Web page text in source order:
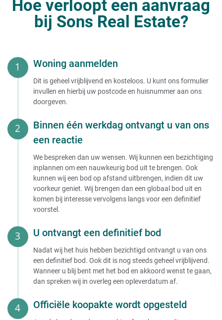
Hoe verloopt een aanvraag
bij Sons Real Estate?
Woning aanmelden
Dit is geheel vrijblijvend en kosteloos. U kunt ons formulier
invullen en hierbij uw postcode en huisnummer aan ons
doorgeven.
Binnen één werkdag ontvangt u van ons
een reactie
We bespreken dan uw wensen. Wij kunnen een bezichtiging
inplannen om een nauwkeurig bod uit te brengen. Ook
kunnen wij een bod op afstand uitbrengen, indien dit uw
voorkeur geniet. Wij brengen dan een globaal bod uit en
komen bij interesse vervolgens langs voor een definitief
voorstel.
U ontvangt een definitief bod
Nadat wij het huis hebben bezichtigd ontvangt u van ons
een definitief bod. Ook dit is nog steeds geheel vrijblijvend.
Wanneer u blij bent met het bod en akkoord wenst te gaan,
dan spreken wij in overleg een opleverdatum af.
Officiële koopakte wordt opgesteld